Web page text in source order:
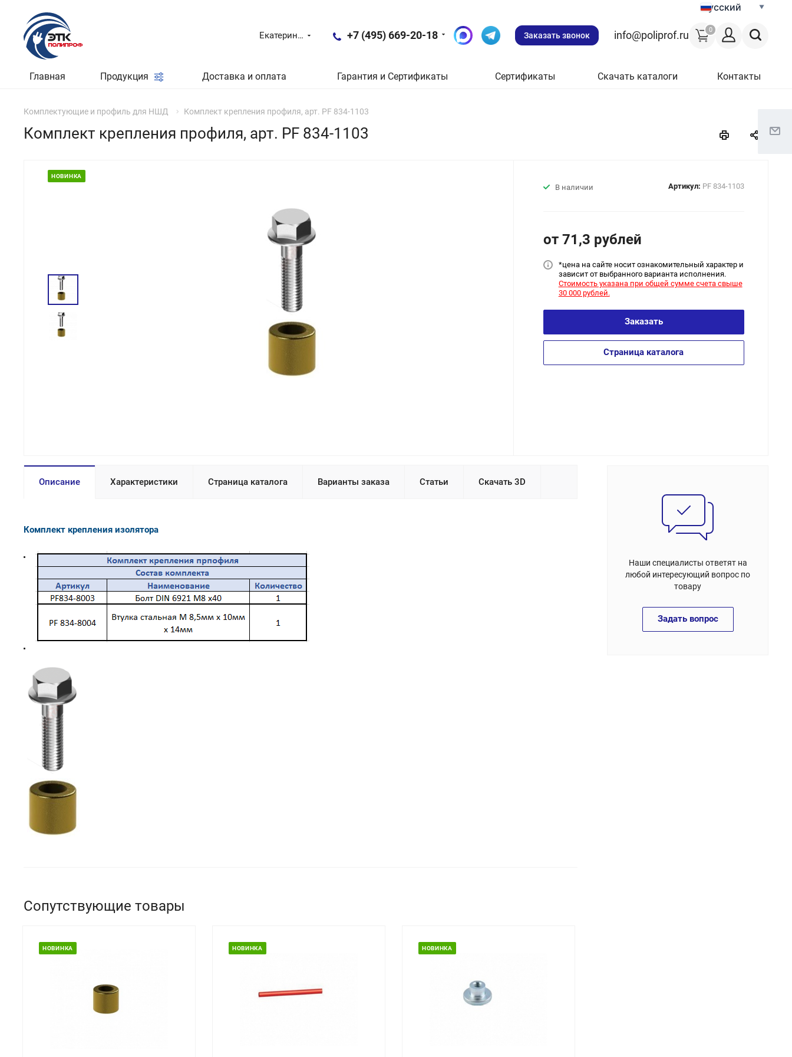
Русский
0
Екатеринбург +7 (495) 669-20-18 Заказать звонок info@poliprof.ru
Главная Продукция Доставка и оплата Гарантия и Сертификаты Сертификаты Скачать каталоги Контакты
Комплектующие и профиль для НШД Комплект крепления профиля, арт. PF 834-1103
Комплект крепления профиля, арт. PF 834-1103
НОВИНКА
В наличии Артикул: PF 834-1103
от 71,3 рублей
*цена на сайте носит ознакомительный характер и
зависит от выбранного варианта исполнения.
Стоимость указана при общей сумме счета свыше
30 000 рублей.
Заказать
Страница каталога
Описание Характеристики Страница каталога Варианты заказа Статьи Скачать 3D
Комплект крепления изолятора
Сопутствующие товары
НОВИНКА НОВИНКА НОВИНКА
Наши специалисты ответят на
любой интересующий вопрос по
товару
Задать вопрос